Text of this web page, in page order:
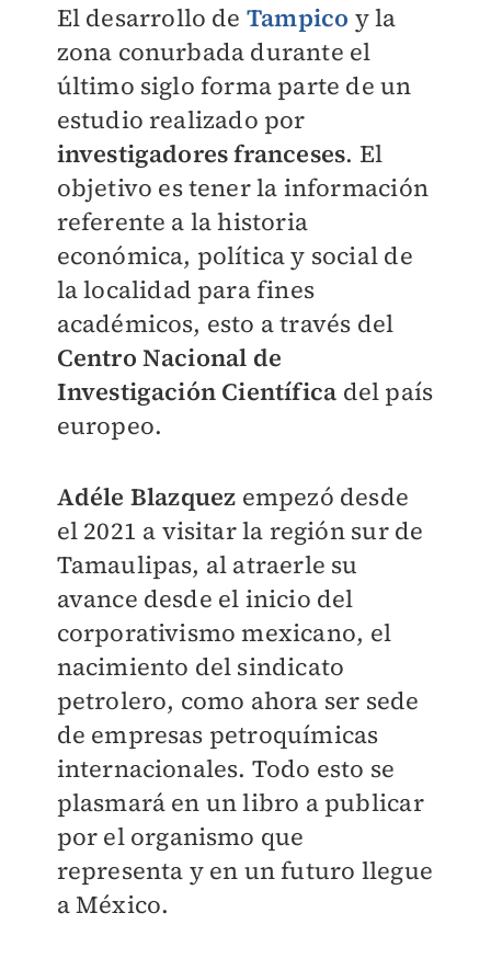
El desarrollo de Tampico y la
zona conurbada durante el
último siglo forma parte de un
estudio realizado por
investigadores franceses. El
objetivo es tener la información
referente a la historia
económica, política y social de
la localidad para fines
académicos, esto a través del
Centro Nacional de
Investigación Científica del país
europeo.
Adéle Blazquez empezó desde
el 2021 a visitar la región sur de
Tamaulipas, al atraerle su
avance desde el inicio del
corporativismo mexicano, el
nacimiento del sindicato
petrolero, como ahora ser sede
de empresas petroquímicas
internacionales. Todo esto se
plasmará en un libro a publicar
por el organismo que
representa y en un futuro llegue
a México.